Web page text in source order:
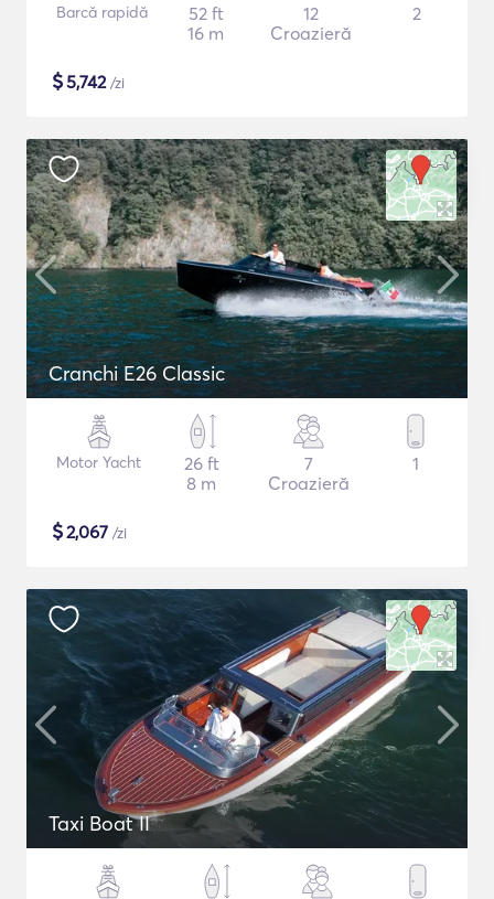
Barcă rapidă
52 ft
16 m
12
Croazieră
2
$5,742/zi
Cranchi E26 Classic
Motor Yacht
26 ft
8 m
7
Croazieră
1
$2,067 /zi
Taxi Boat II